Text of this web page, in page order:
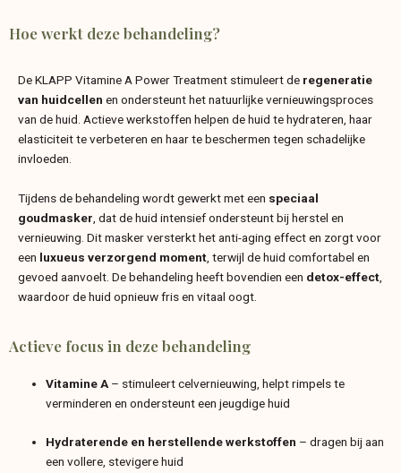
Hoe werkt deze behandeling?
De KLAPP Vitamine A Power Treatment stimuleert de regeneratie
van huidcellen en ondersteunt het natuurlijke vernieuwingsproces
van de huid. Actieve werkstoffen helpen de huid te hydrateren, haar
elasticiteit te verbeteren en haar te beschermen tegen schadelijke
invloeden.
Tijdens de behandeling wordt gewerkt met een speciaal
goudmasker, dat de huid intensief ondersteunt bij herstel en
vernieuwing. Dit masker versterkt het anti-aging effect en zorgt voor
een luxueus verzorgend moment, terwijl de huid comfortabel en
gevoed aanvoelt. De behandeling heeft bovendien een detox-effect,
waardoor de huid opnieuw fris en vitaal oogt.
Actieve focus in deze behandeling
Vitamine A – stimuleert celvernieuwing, helpt rimpels te
verminderen en ondersteunt een jeugdige huid
Hydraterende en herstellende werkstoffen – dragen bij aan
een vollere, stevigere huid